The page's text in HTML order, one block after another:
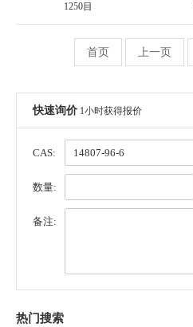
1250目
首页 上一页
快速询价 1小时获得报价
CAS:
数量:
备注:
热门搜索